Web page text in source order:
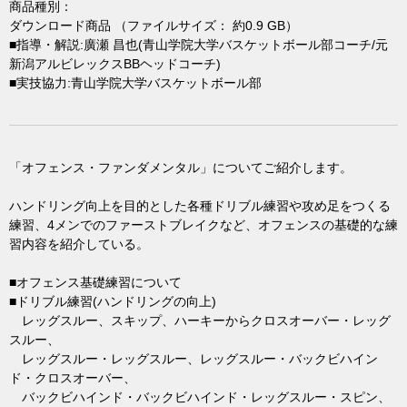
商品種別：
ダウンロード商品 （ファイルサイズ： 約0.9 GB）
■指導・解説:廣瀬 昌也(青山学院大学バスケットボール部コーチ/元
新潟アルビレックスBBヘッドコーチ)
■実技協力:青山学院大学バスケットボール部
「オフェンス・ファンダメンタル」についてご紹介します。
ハンドリング向上を目的とした各種ドリブル練習や攻め足をつくる
練習、4メンでのファーストブレイクなど、オフェンスの基礎的な練
習内容を紹介している。
■オフェンス基礎練習について
■ドリブル練習(ハンドリングの向上)
レッグスルー、スキップ、ハーキーからクロスオーバー・レッグ
スルー、
レッグスルー・レッグスルー、レッグスルー・バックビハイン
ド・クロスオーバー、
バックビハインド・バックビハインド・レッグスルー・スピン、